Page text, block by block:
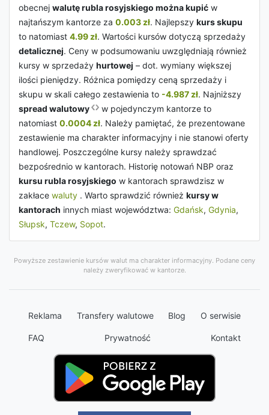
obecnej walutę rubla rosyjskiego można kupić w
najtańszym kantorze za 0.003 zł. Najlepszy kurs skupu
to natomiast 4.99 zł. Wartości kursów dotyczą sprzedaży
detalicznej. Ceny w podsumowaniu uwzględniają również
kursy w sprzedaży hurtowej – dot. wymiany większej
ilości pieniędzy. Różnica pomiędzy ceną sprzedaży i
skupu w skali całego zestawienia to -4.987 zł. Najniższy
spread walutowy
w pojedynczym kantorze to
natomiast 0.0004 zł. Należy pamiętać, że prezentowane
zestawienie ma charakter informacyjny i nie stanowi oferty
handlowej. Poszczególne kursy należy sprawdzać
bezpośrednio w kantorach. Historię notowań NBP oraz
kursu rubla rosyjskiego w kantorach sprawdzisz w
zakłace waluty . Warto sprawdzić również kursy w
kantorach innych miast województwa: Gdańsk, Gdynia,
Słupsk, Tczew, Sopot.
Powyższe zestawienie kursów walut ma charakter informacyjny. Podane ceny
należy zweryfikować w kantorze.
Reklama Transfery walutowe Blog O serwisie
FAQ Prywatność Kontakt